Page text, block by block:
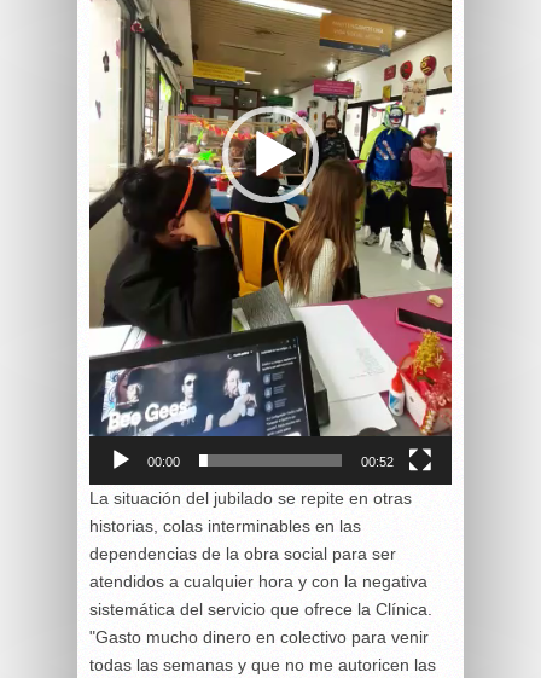
00:00 00:52
La situación del jubilado se repite en otras
historias, colas interminables en las
dependencias de la obra social para ser
atendidos a cualquier hora y con la negativa
sistemática del servicio que ofrece la Clínica.
"Gasto mucho dinero en colectivo para venir
todas las semanas y que no me autoricen las